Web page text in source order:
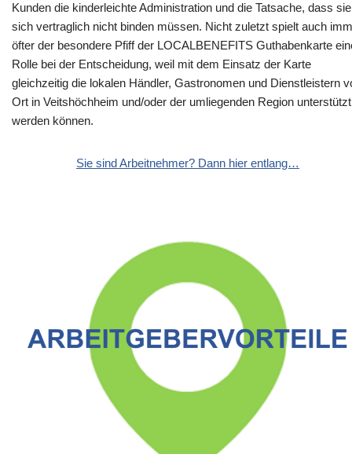
Kunden die kinderleichte Administration und die Tatsache, dass sie
sich vertraglich nicht binden müssen. Nicht zuletzt spielt auch
öfter der besondere Pfiff der LOCALBENEFITS Guthabenkarte
Rolle bei der Entscheidung, weil mit dem Einsatz der Karte
gleichzeitig die lokalen Händler, Gastronomen und Dienstleistern
Ort in Veitshöchheim und/oder der umliegenden Region unterstützt
werden können.
Sie sind Arbeitnehmer? Dann hier entlang…